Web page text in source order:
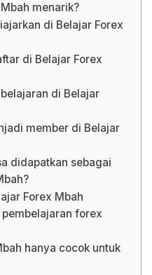
menarik?
di Belajar Forex
di Belajar Forex
di Belajar
member di Belajar
didapatkan sebagai
Forex Mbah
forex
hanya cocok untuk